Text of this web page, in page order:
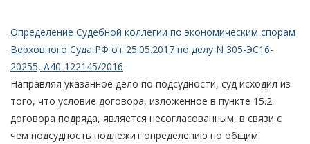
Определение Судебной коллегии по экономическим спорам
Верховного Суда РФ от 25.05.2017 по делу N 305-ЭС16-
20255, А40-122145/2016
Направляя указанное дело по подсудности, суд исходил из
того, что условие договора, изложенное в пункте 15.2
договора подряда, является несогласованным, в связи с
чем подсудность подлежит определению по общим